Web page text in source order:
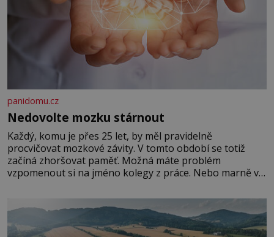
panidomu.cz
Nedovolte mozku stárnout
Každý, komu je přes 25 let, by měl pravidelně
procvičovat mozkové závity. V tomto období se totiž
začíná zhoršovat paměť. Možná máte problém
vzpomenout si na jméno kolegy z práce. Nebo marně v
Je to opravdu tak, s věkem jako kdyby se paměť
rozhodla stávkovat. Cvičte